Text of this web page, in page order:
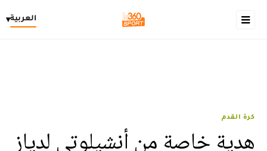
العربية▾
كرة القدم
هدية خاصة من أنشيلوتي لدياز